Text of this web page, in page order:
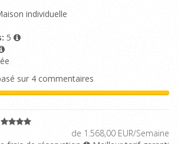
individuelle
5
sur 4 commentaires
de 1.568,00 EUR/Semaine